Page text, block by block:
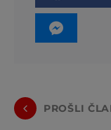
PROŠLI